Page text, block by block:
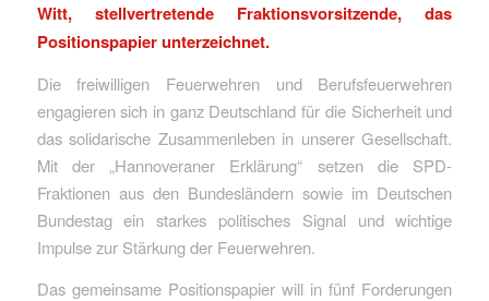
Witt, stellvertretende Fraktionsvorsitzende, das
Positionspapier unterzeichnet.
Die freiwilligen Feuerwehren und Berufsfeuerwehren
engagieren sich in ganz Deutschland für die Sicherheit und
das solidarische Zusammenleben in unserer Gesellschaft.
Mit der „Hannoveraner Erklärung“ setzen die SPD-
Fraktionen aus den Bundesländern sowie im Deutschen
Bundestag ein starkes politisches Signal und wichtige
Impulse zur Stärkung der Feuerwehren.
Das gemeinsame Positionspapier will in fünf Forderungen